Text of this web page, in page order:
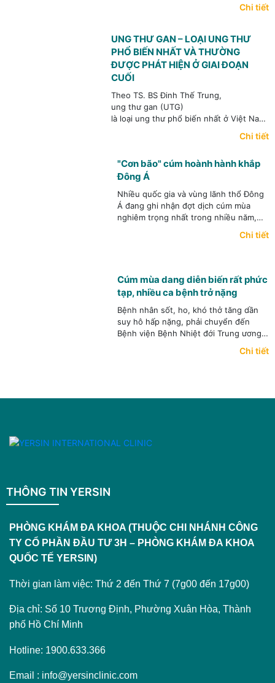
viêm gan siêu vi B mạn tính, viêm gan
rượu và gan nhiễm mỡ.
Chi tiết
UNG THƯ GAN – LOẠI UNG THƯ
PHỔ BIẾN NHẤT VÀ THƯỜNG
ĐƯỢC PHÁT HIỆN Ở GIAI ĐOẠN
CUỐI
Theo TS. BS Đinh Thế Trung,
ung thư gan (UTG)
là loại ung thư phổ biến nhất ở Việt Nam,
là loại ung thư này có thể phòng ngừa
học có thể giúp làm giảm rất đáng kể khả
ra UTG cho bệnh nhân),
có thể phát hiện sớm và điều trị hiệu quả
UTG.
Chi tiết
"Cơn bão" cúm hoành hành khắp
Đông Á
Nhiều quốc gia và vùng lãnh thổ Đông
Á đang ghi nhận đợt dịch cúm mùa
nghiêm trọng nhất trong nhiều năm,
Chi tiết
Cúm mùa dang diễn biến rất phức
tạp, nhiều ca bệnh trở nặng
Bệnh nhân sốt, ho, khó thở tăng dần
suy hô hấp nặng, phải chuyển đến
Bệnh viện Bệnh Nhiệt đới Trung ương
Chi tiết
THÔNG TIN YERSIN
PHÒNG KHÁM ĐA KHOA (THUỘC CHI NHÁNH CÔNG
TY CỔ PHẦN ĐẦU TƯ 3H – PHÒNG KHÁM ĐA KHOA
QUỐC TẾ YERSIN)
Thời gian làm việc: Thứ 2 đến Thứ 7 (7g00 đến 17g00)
Địa chỉ: Số 10 Trương Định, Phường Xuân Hòa, Thành
phố Hồ Chí Minh
Hotline: 1900.633.366
Email : info@yersinclinic.com